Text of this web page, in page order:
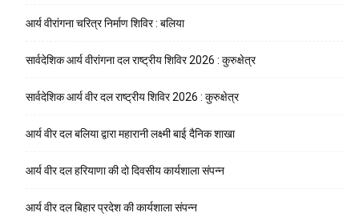
आर्य वीरांगना चरित्र निर्माण शिविर : बलिया
सार्वदेशिक आर्य वीरांगना दल राष्ट्रीय शिविर 2026 : कुरुक्षेत्र
सार्वदेशिक आर्य वीर दल राष्ट्रीय शिविर 2026 : कुरुक्षेत्र
आर्य वीर दल बलिया द्वारा महारानी लक्ष्मी बाई दैनिक शाखा
आर्य वीर दल हरियाणा की दो दिवसीय कार्यशाला संपन्न
आर्य वीर दल बिहार प्रदेश की कार्यशाला संपन्न